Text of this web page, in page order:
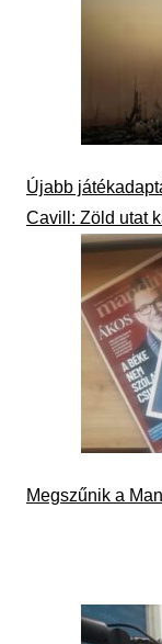
Újabb
Cavill: Zöld utat
Megszűnik a